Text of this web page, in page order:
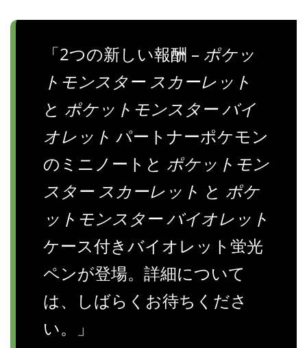
「2つの新しい報酬 – ポケッ
トモンスター スカーレット
と ポケットモンスター バイ
オレット パートナーポケモン
のミニノートと ポケットモン
スター スカーレット と ポケ
ットモンスター バイオレット
ケース付きバイオレット蛍光
ペンが登場。詳細について
は、しばらくお待ちくださ
い。」